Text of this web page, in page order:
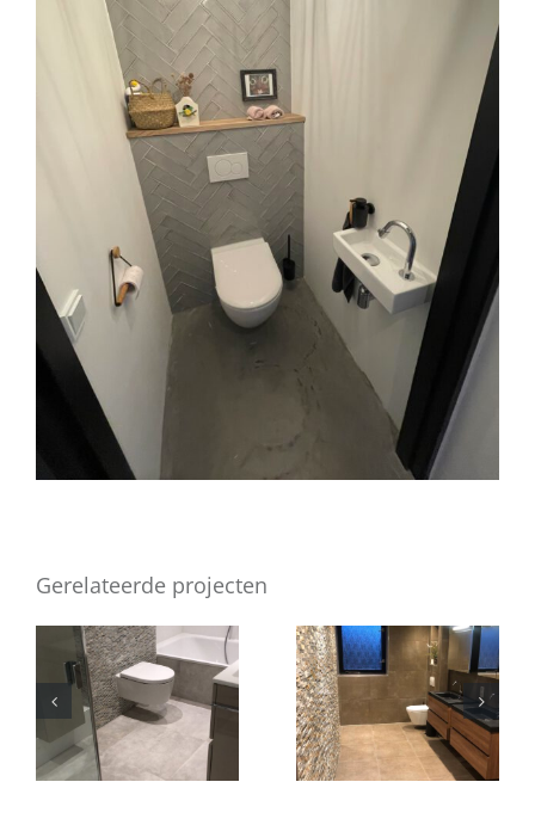
Gerelateerde projecten
Badkamer
Zeewolde
Badkamer
Zeewolde